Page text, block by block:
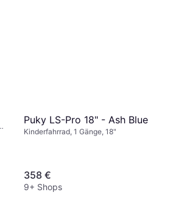
Puky LS-Pro 18" - Ash Blue
Kinderfahrrad, 1 Gänge, 18"
358 €
9+ Shops